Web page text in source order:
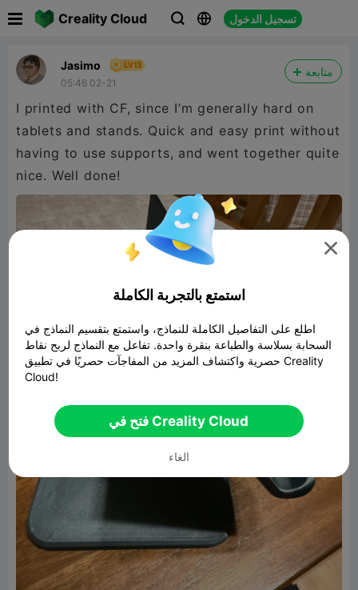
Creality Cloud   تسجيل الدخول
Jasimo
05:46 02-21
متابعة
I printed with CF, since I’m generally hard on
tablets and stands. Quick and easy print without
having to use supports, and went together quite
nice. Well done!

استمتع بالتجربة الكاملة
اطلع على التفاصيل الكاملة للنماذج، واستمتع بتقسيم النماذج في
السحابة بسلاسة والطباعة بنقرة واحدة. تفاعل مع النماذج لربح نقاط
حصرية واكتشاف المزيد من المفاجآت حصريًا في تطبيق Creality
Cloud!
فتح في Creality Cloud
الغاء